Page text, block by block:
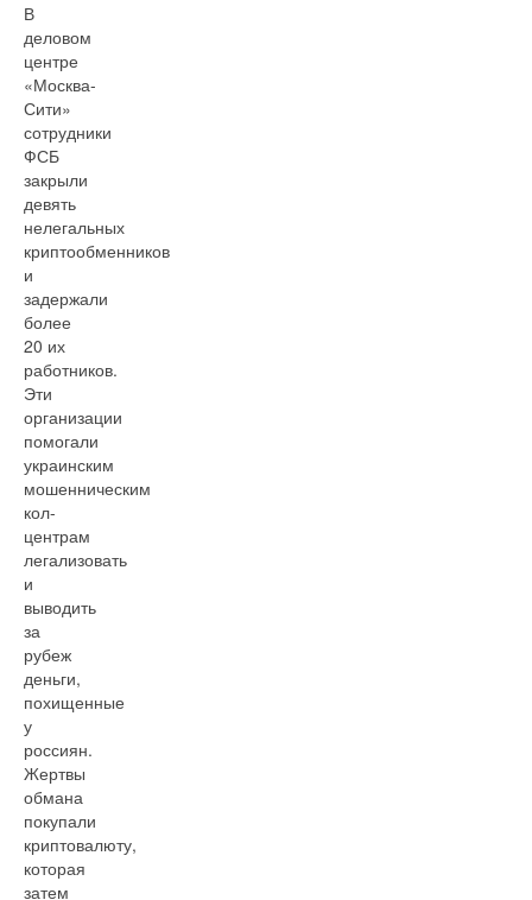
В
деловом
центре
«Москва-
Сити»
сотрудники
ФСБ
закрыли
девять
нелегальных
криптообменников
и
задержали
более
20 их
работников.
Эти
организации
помогали
украинским
мошенническим
кол-
центрам
легализовать
и
выводить
за
рубеж
деньги,
похищенные
у
россиян.
Жертвы
обмана
покупали
криптовалюту,
которая
затем